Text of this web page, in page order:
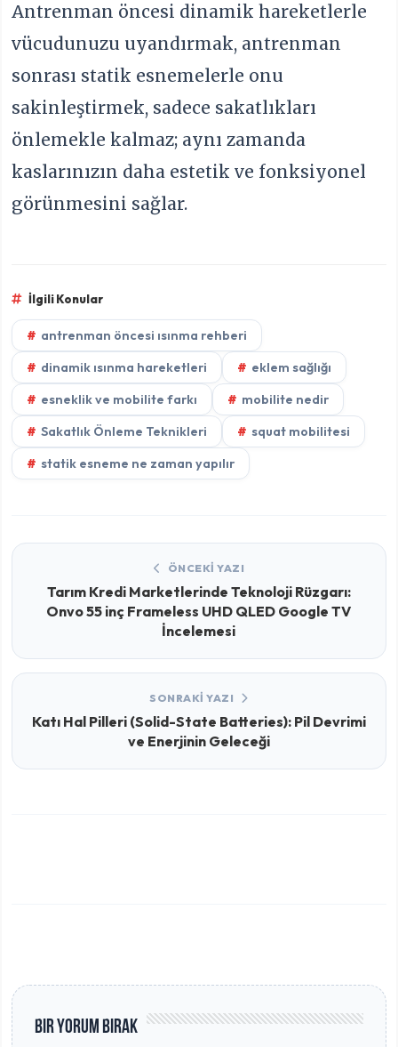
Antrenman öncesi dinamik hareketlerle
vücudunuzu uyandırmak, antrenman
sonrası statik esnemelerle onu
sakinleştirmek, sadece sakatlıkları
önlemekle kalmaz; aynı zamanda
kaslarınızın daha estetik ve fonksiyonel
görünmesini sağlar.
İlgili Konular
antrenman öncesi ısınma rehberi
dinamik ısınma hareketleri
eklem sağlığı
esneklik ve mobilite farkı
mobilite nedir
Sakatlık Önleme Teknikleri
squat mobilitesi
statik esneme ne zaman yapılır
ÖNCEKI YAZI
Tarım Kredi Marketlerinde Teknoloji Rüzgarı:
Onvo 55 inç Frameless UHD QLED Google TV
İncelemesi
SONRAKI YAZI
Katı Hal Pilleri (Solid-State Batteries): Pil Devrimi
ve Enerjinin Geleceği
Bir Yorum Bırak